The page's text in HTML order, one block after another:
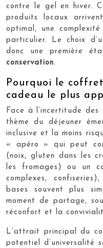
contre le gel en hiver.
produits locaux
optimal, une
particulier. Le choix
donc une première
conservation.
Pourquoi le
cadeau le plus
Face à l’incertitude
thème du déjeuner
inclusive et la moins
« apéro » qui peut
(noix, gluten dans les
les fromages) ou un
complexes,
bases souvent plus
moment de partage,
réconfort et la
L’attrait principal du
potentiel d’universalité